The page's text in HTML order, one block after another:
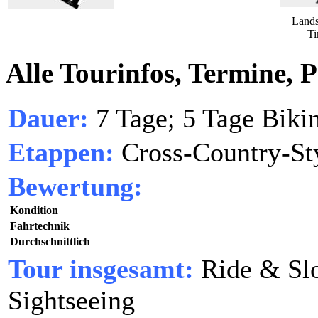
Alle Tourinfos, Termine,
Dauer: 7 Tage; 5 Tage
Etappen: Cross-Country-
Bewertung:
Kondition
Fahrtechnik
Durchschnittlich
Tour insgesamt: Ride &
Sightseeing